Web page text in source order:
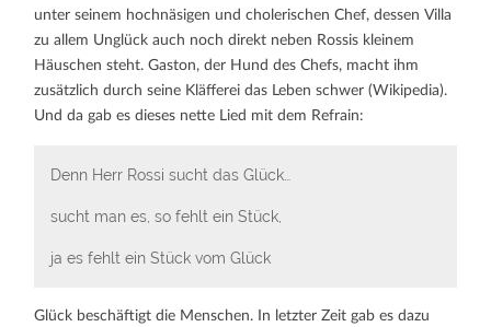
unter seinem hochnäsigen und cholerischen Chef, dessen Villa
zu allem Unglück auch noch direkt neben Rossis kleinem
Häuschen steht. Gaston, der Hund des Chefs, macht ihm
zusätzlich durch seine Kläfferei das Leben schwer (Wikipedia).
Und da gab es dieses nette Lied mit dem Refrain:
Denn Herr Rossi sucht das Glück…
sucht man es, so fehlt ein Stück,
ja es fehlt ein Stück vom Glück
Glück beschäftigt die Menschen. In letzter Zeit gab es dazu